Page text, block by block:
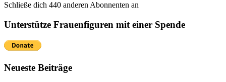
Schließe dich 440 anderen Abonnenten an
Unterstütze Frauenfiguren mit einer Spende
Neueste Beiträge